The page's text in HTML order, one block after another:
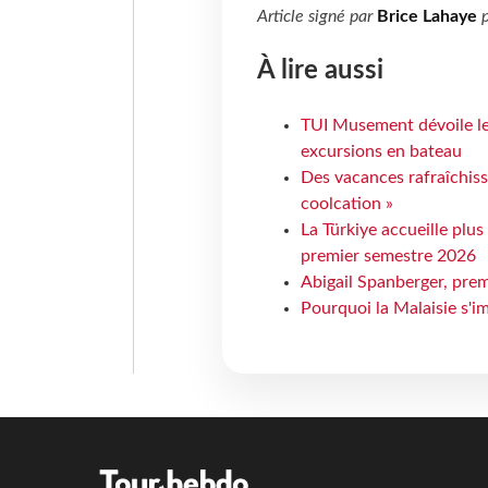
Article signé par Brice Lahaye
À lire aussi
TUI Musement dévoile
excursions en bateau
Des vacances
coolcation »
La Türkiye accueille
premier semestre 2026
Abigail Spanberger,
Pourquoi la Malaisie